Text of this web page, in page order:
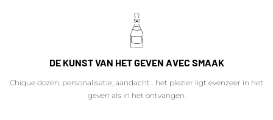
DE KUNST VAN HET GEVEN AVEC SMAAK
Chique dozen, personalisatie, aandacht... het plezier ligt evenzeer in het
geven als in het ontvangen.